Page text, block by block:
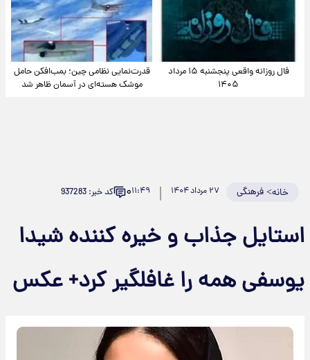
فال روزانه واقعی پنجشنبه ۱۵ مرداد
۱۴۰۵
قدرت‌نمایی نظامی چین؛ بمب‌افکن حامل
موشک هسته‌ای در آسمان ظاهر شد
خانه>فرهنگی ۲۷ مرداد ۱۴۰۴ ۱۱:۴۹۰ کد خبر: 937283
استایل جذاب و خیره کننده شیدا
یوسفی همه را غافلگیر کرد+ عکس